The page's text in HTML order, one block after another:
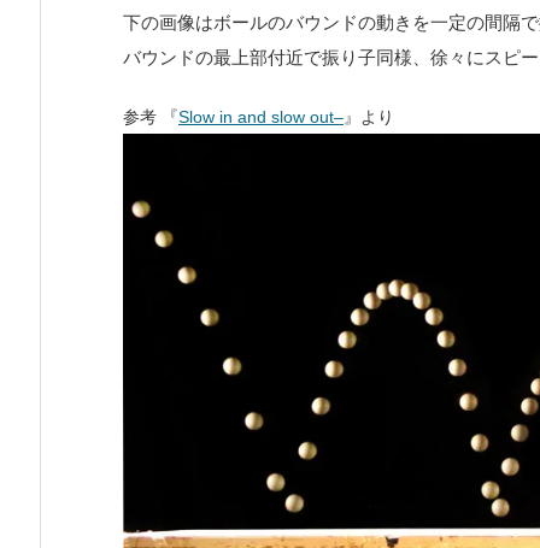
下の画像はボールのバウンドの動きを一定の間隔で
バウンドの最上部付近で振り子同様、徐々にスピ
参考 『Slow in and slow out–』より